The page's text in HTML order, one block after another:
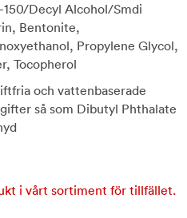
150/Decyl Alcohol/Smdi
Bentonite,
Propylene Glycol,
Tocopherol
och vattenbaserade
så som Dibutyl Phthalate
i vårt sortiment för tillfället.